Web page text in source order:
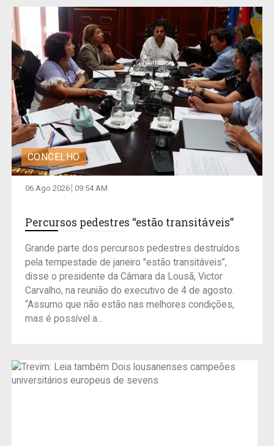
CONCELHO
06 Ago 2026 09:54 AM
Percursos pedestres “estão transitáveis”
Grande parte dos percursos pedestres destruídos
pela tempestade de janeiro "estão transitáveis”,
disse o presidente da Câmara da Lousã, Victor
Carvalho, na reunião do executivo de 4 de agosto.
“Assumo que não estão nas melhores condições,
mas é possível a...